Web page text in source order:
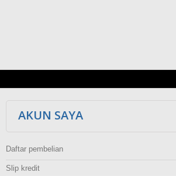
AKUN SAYA
Daftar pembelian
Slip kredit